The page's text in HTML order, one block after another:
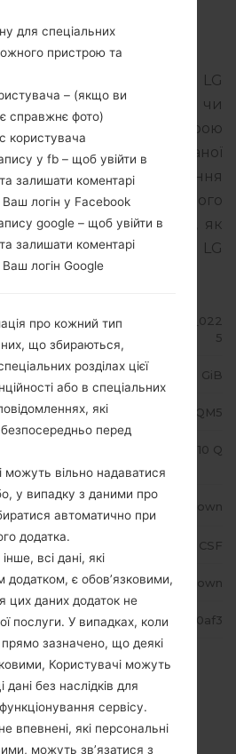
→ LGQ720QM5 →
версію прошивки для LG
переглянути, чи
моделі вашого пристрою
системи даної
10 Q, дата складання
програмного
для . Інструкція про те, як
прошивку на телефонах LG
Q720QM520e_00_CCT_US_OP_022
5
2.98 GiB
LMQ720QM5
Android 10 Q
Unknown
CSF
Unknown
3f175189c0d490efd8701a6f5fed0af3
RECAPTCHA
для спеціальних
пристрою та
– (якщо ви
справжнє фото)
користувача
у fb – щоб увійти в
залишати коментарі
логін у Facebook
google – щоб увійти в
залишати коментарі
логін Google
про кожний тип
що збираються,
розділах цієї
або в спеціальних
які
перед
можуть вільно надаватися
у випадку з даними про
автоматично при
додатка.
всі дані, які
є обов’язковими,
цих даних додаток не
послуги. У випадках, коли
зазначено, що деякі
Користувачі можуть
дані без наслідків для
сервісу.
впевнені, які персональні
можуть зв’язатися з